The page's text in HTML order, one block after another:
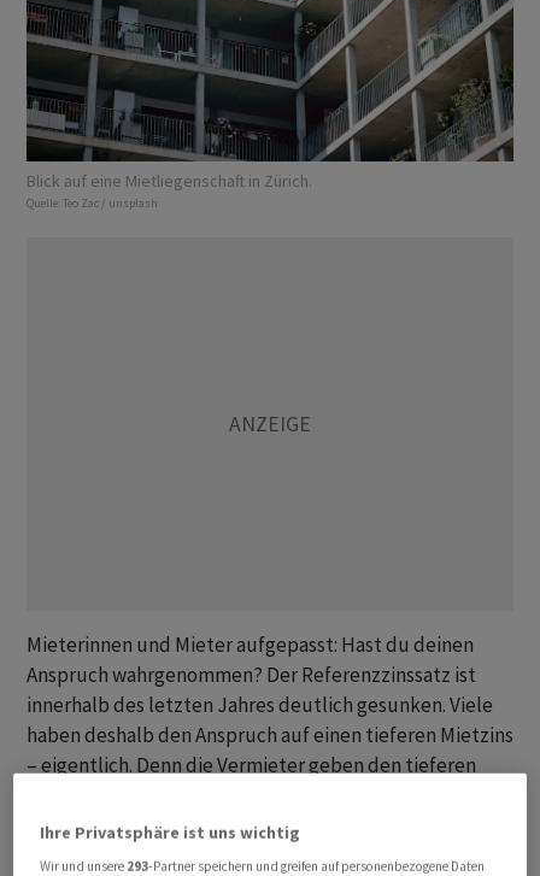
Blick auf eine Mietliegenschaft in Zürich.
Quelle: Teo Zac / unsplash
Mieterinnen und Mieter aufgepasst: Hast du deinen
Anspruch wahrgenommen? Der Referenzzinssatz ist
innerhalb des letzten Jahres deutlich gesunken. Viele
haben deshalb den Anspruch auf einen tieferen Mietzins
– eigentlich. Denn die Vermieter geben den tieferen
der Mieter die Senkung auch beantragt. Denn
verpflichtet ist der Vermieter dazu nicht.
Ihre Privatsphäre ist uns wichtig
Wir und unsere 293-Partner speichern und greifen auf personenbezogene Daten